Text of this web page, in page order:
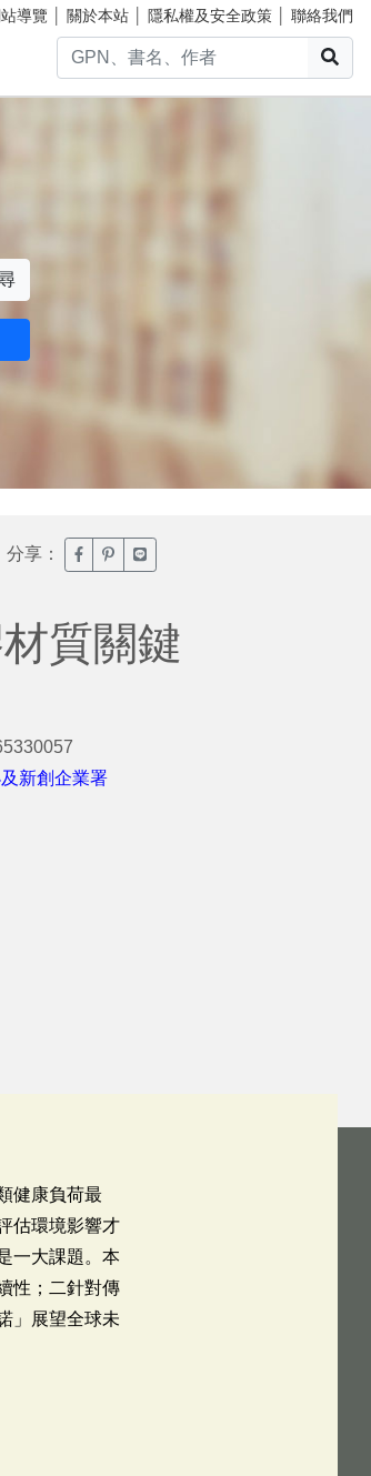
導覽 關於本站 隱私權及安全政策 聯絡我們
分享： 臉書分享(另開新視窗)
噗浪分享(另開新視窗)
Line分享(另開新視窗)
質關鍵
新創企業署
健康負荷最
估環境影響才
一大課題。本
性；二針對傳
」展望全球未